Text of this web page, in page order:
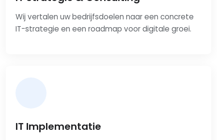
Wij vertalen uw bedrijfsdoelen naar een concrete
IT-strategie en een roadmap voor digitale groei.
IT Implementatie